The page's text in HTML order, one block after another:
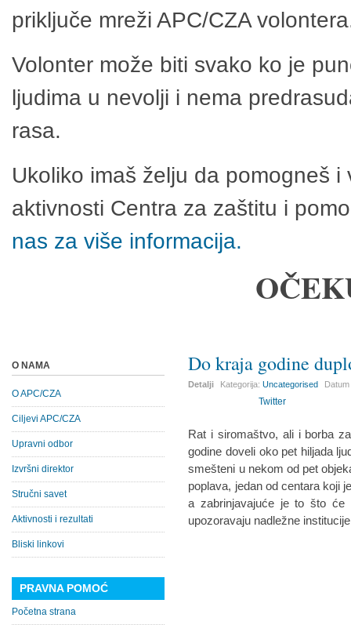
priključe mreži APC/CZA
Volonter može biti svako ko je
ljudima u nevolji i nema
rasa.
Ukoliko imaš želju da pomogneš
aktivnosti Centra za zaštitu i
nas za više informacija.
Do kraja godine
Detalji Kategorija:Uncategorised
Twitter
Rat i siromaštvo, ali i borba
godine doveli oko pet hiljada
smešteni u nekom od pet
poplava, jedan od centara koji
a zabrinjavajuće je to što će
upozoravaju nadležne
O NAMA
O APC/CZA
Ciljevi APC/CZA
Upravni odbor
Izvršni direktor
Stručni savet
Aktivnosti i rezultati
Bliski linkovi
PRAVNA POMOĆ
Početna strana